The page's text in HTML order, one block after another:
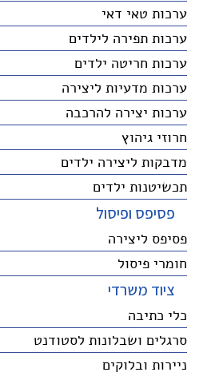
ערכות טאי דאי
ערכות תפירה לילדים
ערכות חריטה ילדים
ערכות מדעיות ליצירה
ערכות יצירה להרכבה
חרוזי גיהוץ
מדבקות ליצירה ילדים
תכשיטנות ילדים
פסיפס ופיסול
פסיפס ליצירה
חומרי פיסול
ציוד משרדי
כלי כתיבה
סרגלים ושבלונות לסטודנט
ניירות ובלוקים